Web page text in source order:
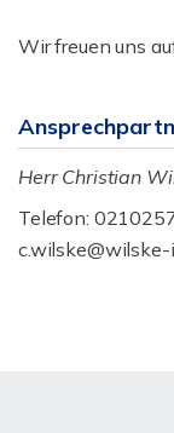
Wir freuen uns
Herr Christian
Telefon: